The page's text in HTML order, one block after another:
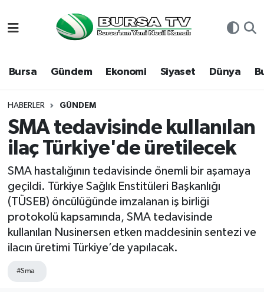
Bursa Gündem Ekonomi Siyaset Dünya
HABERLER GÜNDEM
SMA tedavisinde kullanılan
ilaç Türkiye'de üretilecek
SMA hastalığının tedavisinde önemli bir aşamaya
geçildi. Türkiye Sağlık Enstitüleri Başkanlığı
(TÜSEB) öncülüğünde imzalanan iş birliği
protokolü kapsamında, SMA tedavisinde
kullanılan Nusinersen etken maddesinin sentezi ve
ilacın üretimi Türkiye’de yapılacak.
#Sma
Bursa
Dünya
Eğitim
Ekonomi
Genel
Gündem
Hava Durumu
Namaz Vakitleri
Trafik Durumu
Süper Lig Puan Durumu ve Fikstür
Tüm Manşetler
Son Dakika Haberleri